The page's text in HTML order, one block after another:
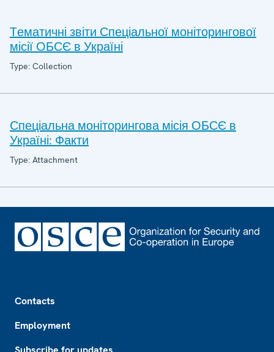
Tематичні звіти Спеціальної моніторингової
місії ОБСЄ в Україні
Type: Collection
Спеціальна моніторингова місія ОБСЄ в
Україні: Факти
Type: Attachment
Contacts
Employment